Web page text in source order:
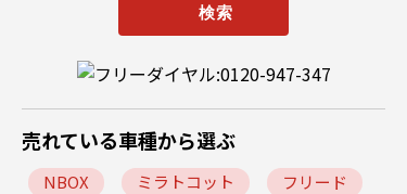
売れている車種から選ぶ
NBOX ミラトコット
フリード